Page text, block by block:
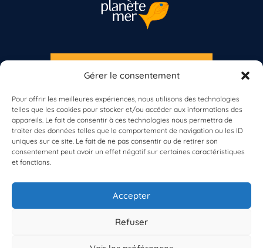
Gérer le consentement
Pour offrir les meilleures expériences, nous utilisons des technologies
telles que les cookies pour stocker et/ou accéder aux informations des
appareils. Le fait de consentir à ces technologies nous permettra de
traiter des données telles que le comportement de navigation ou les ID
uniques sur ce site. Le fait de ne pas consentir ou de retirer son
consentement peut avoir un effet négatif sur certaines caractéristiques
et fonctions.
Accepter
Refuser
À propos de BioLit
Vos données d'observation
Ressources
Résultats du programme
Contacts
S'INSCRIRE À LA NEWSLETTER
Inscrivez-vous dès maintenant